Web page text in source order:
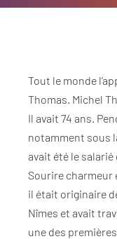
Tout le monde
Thomas. Michel
Il avait 74 ans.
notamment sous
avait été le salarié
Sourire charmeur
il était originaire
Nîmes et avait
une des